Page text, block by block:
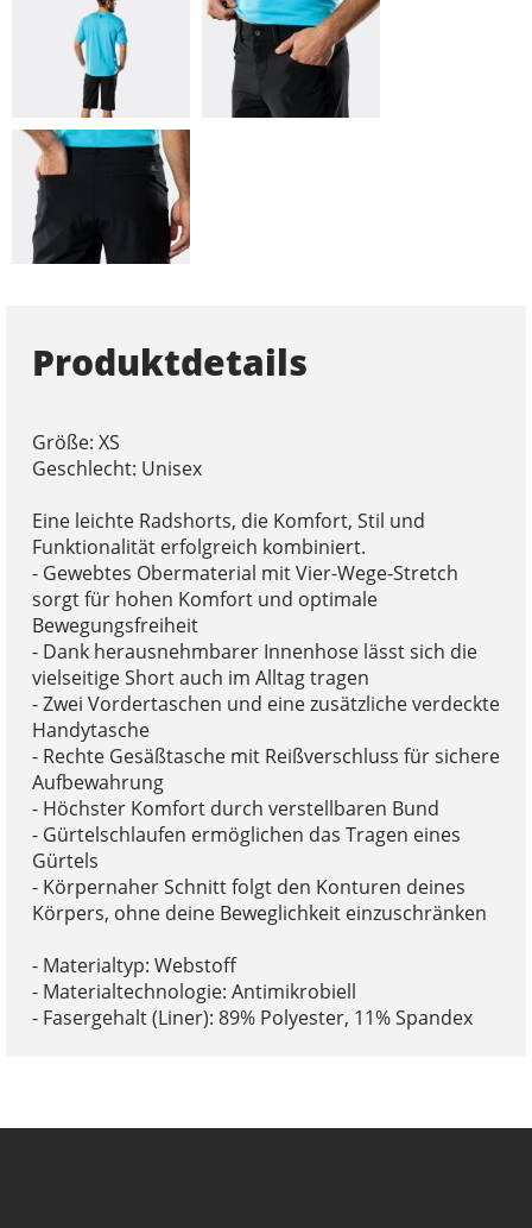
Produktdetails
Größe: XS
Geschlecht: Unisex
Eine leichte Radshorts, die Komfort, Stil und
Funktionalität erfolgreich kombiniert.
- Gewebtes Obermaterial mit Vier-Wege-Stretch
sorgt für hohen Komfort und optimale
Bewegungsfreiheit
- Dank herausnehmbarer Innenhose lässt sich die
vielseitige Short auch im Alltag tragen
- Zwei Vordertaschen und eine zusätzliche verdeckte
Handytasche
- Rechte Gesäßtasche mit Reißverschluss für sichere
Aufbewahrung
- Höchster Komfort durch verstellbaren Bund
- Gürtelschlaufen ermöglichen das Tragen eines
Gürtels
- Körpernaher Schnitt folgt den Konturen deines
Körpers, ohne deine Beweglichkeit einzuschränken
- Materialtyp: Webstoff
- Materialtechnologie: Antimikrobiell
- Fasergehalt (Liner): 89% Polyester, 11% Spandex